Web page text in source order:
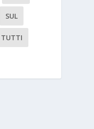
SUL
TUTTI